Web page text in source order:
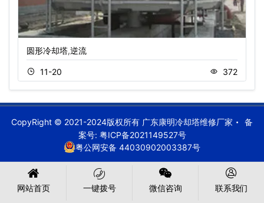
圆形冷却塔,逆流
11-20 372
CopyRight © 2021-2024版权所有 广东康明冷却塔维修厂家
备
案号: 粤ICP备2021149527号
粤公网安备 44030902003387号
网站首页 一键拨号 微信咨询 联系我们